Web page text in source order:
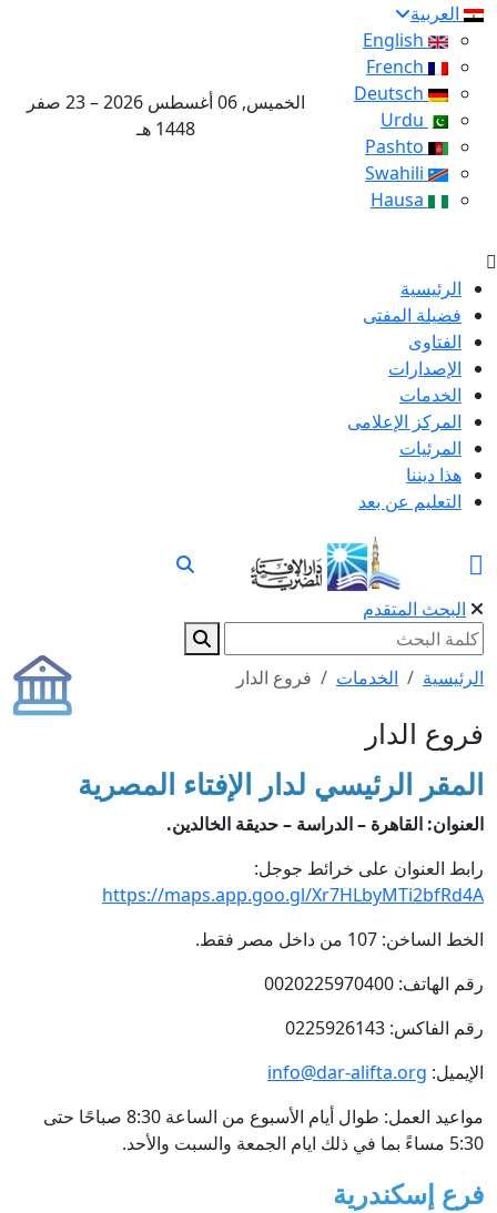
العربية
الخميس, 06 أغسطس 2026 – 23 صفر
1448 هـ
الرئيسية
فضيلة المفتى
الفتاوى
الإصدارات
الخدمات
المركز الإعلامى
المرئيات
هذا ديننا
التعليم عن بعد
البحث المتقدم
الرئيسية الخدمات فروع الدار
فروع الدار
المقر الرئيسي لدار الإفتاء المصرية
العنوان: القاهرة – الدراسة – حديقة الخالدين.
رابط العنوان على خرائط جوجل:
https://maps.app.goo.gl/Xr7HLbyMTi2bfRd4A
الخط الساخن: 107 من داخل مصر فقط.
رقم الهاتف: 0020225970400
رقم الفاكس: 0225926143
الإيميل: info@dar-alifta.org
مواعيد العمل: طوال أيام الأسبوع من الساعة 8:30 صباحًا حتى
5:30 مساءً بما في ذلك ايام الجمعة والسبت والأحد.
فرع إسكندرية